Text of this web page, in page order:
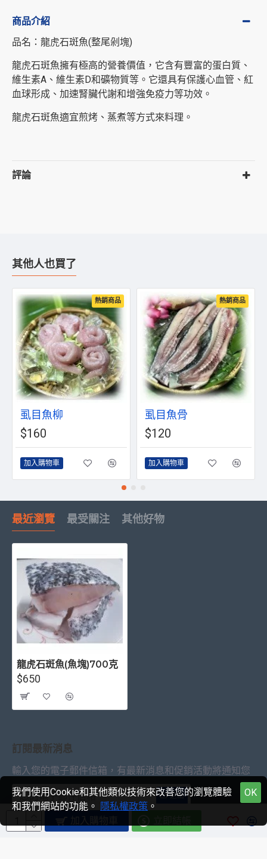
加入購物車
商品介紹
品名：龍虎石斑魚(整尾剁塊)
龍虎石斑魚擁有極高的營養價值，它含有豐富的蛋白質、
維生素A、維生素D和礦物質等。它還具有保護心血管、紅
血球形成、加速腎臟代謝和增強免疫力等功效。
龍虎石斑魚適宜煎烤、蒸煮等方式來料理。
評論
其他人也買了
熱銷商品
虱目魚柳
$160
加入購物車
熱銷商品
虱目魚骨
$120
加入購物車
最近瀏覽 最受關注 其他好物
龍虎石斑魚(魚塊)700克
$650
訂閱最新消息
輸入您的電子郵件信箱，有最新消息和促銷活動將通知您
送出
我已經閱讀並同意 隱私權保護
OK
我們使用Cookie和其他類似技術來改善您的瀏覽體驗
和我們網站的功能。 隱私權政策 。